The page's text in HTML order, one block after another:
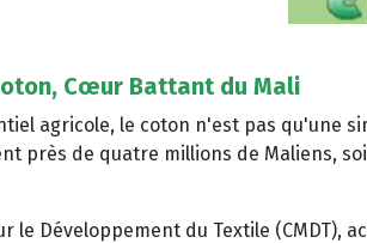
Cœur Battant du Mali
agricole, le coton n'est pas qu'une
près de quatre millions de Maliens,
le Développement du Textile